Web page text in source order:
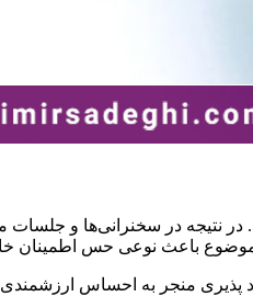
در نتیجه در سخنرانی‌ها و
باعث نوعی حس اطمینان
پذیری منجر به احساس